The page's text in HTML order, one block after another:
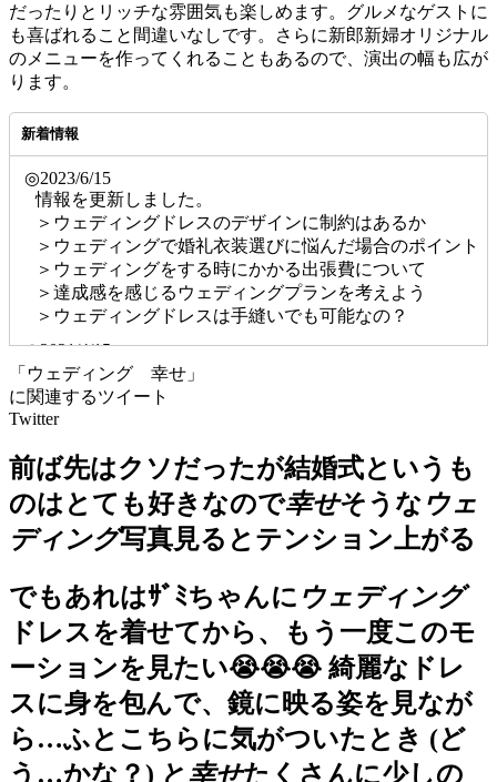
だったりとリッチな雰囲気も楽しめます。グルメなゲストに
も喜ばれること間違いなしです。さらに新郎新婦オリジナル
のメニューを作ってくれることもあるので、演出の幅も広が
ります。
新着情報
◎2023/6/15
情報を更新しました。
＞ウェディングドレスのデザインに制約はあるか
＞ウェディングで婚礼衣装選びに悩んだ場合のポイント
＞ウェディングをする時にかかる出張費について
＞達成感を感じるウェディングプランを考えよう
＞ウェディングドレスは手縫いでも可能なの？
◎2021/4/15
ウェディングの雰囲気
の情報を更新しました。
◎2020/12/8
ゲストハウスでオシャレに
の情報を更新しました。
◎2020/8/24
メイクにおけるリップの効果
の情報を更新しました。
◎2020/7/10
ラメを使ってゴージャスに
の情報を更新しました。
◎2020/05/29
サイト公開しました
「ウェディング 幸せ」
に関連するツイート
Twitter
前ば先はクソだったが結婚式というも
のはとても好きなので幸せそうなウェ
ディング写真見るとテンション上がる
でもあれはｻﾞﾐちゃんに ウェディング
ドレスを着せてから、もう一度このモ
ーションを見たい😭😭😭 綺麗なドレ
スに身を包んで、鏡に映る姿を見なが
ら…ふとこちらに気がついたとき (ど
う…かな？) と 幸せたくさんに少しの